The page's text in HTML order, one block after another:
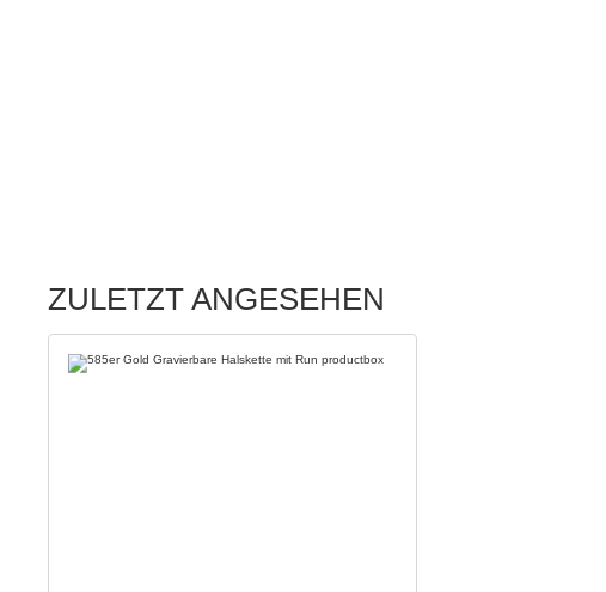
ZULETZT ANGESEHEN